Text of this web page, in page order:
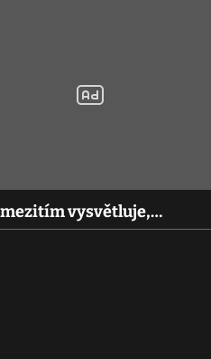
mezitím vysvětluje,…